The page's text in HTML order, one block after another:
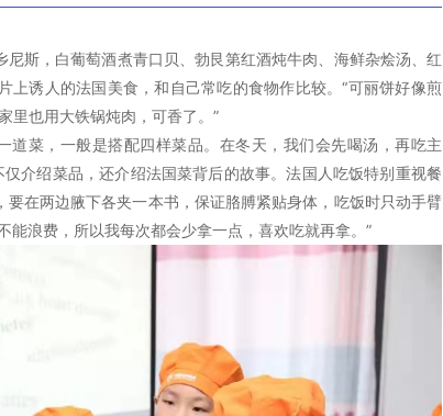
斯，白葡萄酒煮青口贝、勃艮第红酒炖牛肉、海鲜杂烩汤、红
上诱人的法国美食，和自己常吃的食物作比较。“可丽饼好像煎
里也用大铁锅炖肉，可香了。”
菜，一般是搭配四样菜品。在冬天，我们会先喝汤，再吃主
介绍菜品，还介绍法国菜背后的故事。法国人吃饭特别重视餐
在两边腋下各夹一本书，保证胳膊紧贴身体，吃饭时只动手臂
能浪费，所以我每次都会少拿一点，喜欢吃就再拿。”